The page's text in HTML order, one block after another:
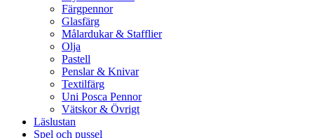
Färgpennor
Glasfärg
Målardukar & Stafflier
Olja
Pastell
Penslar & Knivar
Textilfärg
Uni Posca Pennor
Vätskor & Övrigt
Läslustan
Spel och pussel